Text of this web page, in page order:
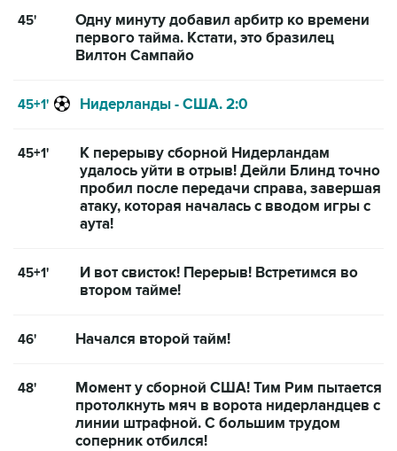
45'
Одну минуту добавил арбитр ко времени
первого тайма. Кстати, это бразилец
Вилтон Сампайо
45+1' Нидерланды - США. 2:0
45+1'
К перерыву сборной Нидерландам
удалось уйти в отрыв! Дейли Блинд точно
пробил после передачи справа, завершая
атаку, которая началась с вводом игры с
аута!
45+1'
И вот свисток! Перерыв! Встретимся во
втором тайме!
46' Начался второй тайм!
48'
Момент у сборной США! Тим Рим пытается
протолкнуть мяч в ворота нидерландцев с
линии штрафной. С большим трудом
соперник отбился!